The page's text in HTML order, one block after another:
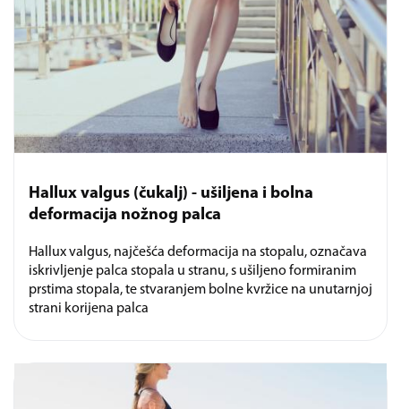
Hallux valgus (čukalj) - ušiljena i bolna
deformacija nožnog palca
Hallux valgus, najčešća deformacija na stopalu, označava
iskrivljenje palca stopala u stranu, s ušiljeno formiranim
prstima stopala, te stvaranjem bolne kvržice na unutarnjoj
strani korijena palca